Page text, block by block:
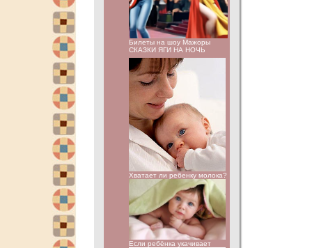
Билеты на шоу Мажоры
СКАЗКИ ЯГИ НА НОЧЬ
Хватает ли ребенку молока?
Если ребёнка укачивает